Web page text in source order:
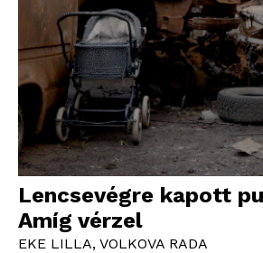
Lencsevégre kapott
Amíg vérzel
EKE LILLA, VOLKOVA RADA